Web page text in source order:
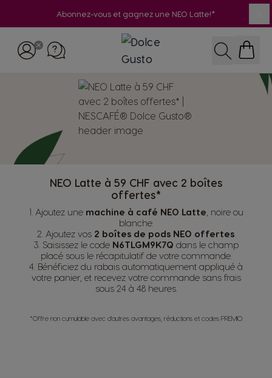
Abonnez-vous et gagnez une NEO Latte!*
NEO Latte à 59 CHF avec 2 boîtes
offertes*
1. Ajoutez une machine à café NEO Latte , noire ou
blanche.
2. Ajoutez vos 2 boîtes de pods NEO offertes.
3. Saisissez le code N6TLGM9K7Q dans le champ
placé sous le récapitulatif de votre commande.
4. Bénéficiez du rabais automatiquement appliqué à
votre panier, et recevez votre commande sans frais
sous 24 à 48 heures.
*Offre non cumulable avec d'autres avantages, réductions et codes PREMIO.